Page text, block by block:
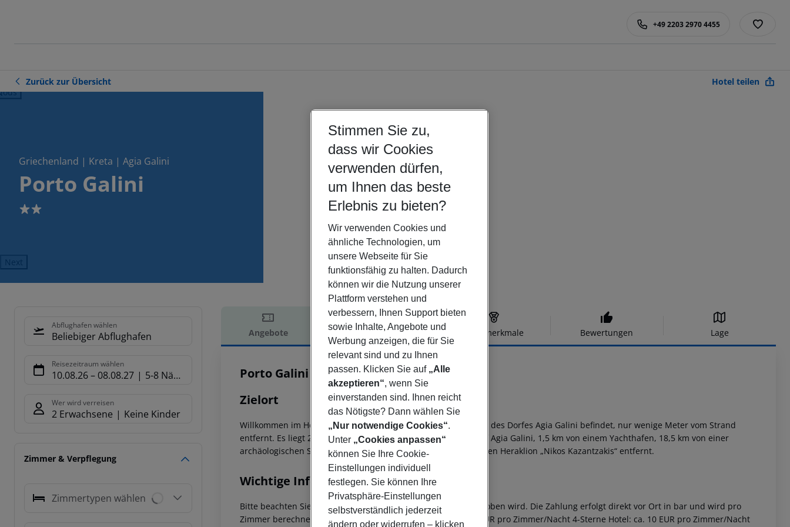
+49 2203 2970 4455
Zurück zur Übersicht Hotel teilen
Griechenland | Kreta | Agia Galini
Porto Galini
2
Next
Abflughafen wählen
Beliebiger Abflughafen
Reisezeitraum wählen
10.08.26– 08.08.27 5-8 Nächte
Wer wird verreisen
2 Erwachsene Keine Kinder
Zimmer & Verpflegung
Zimmertypen wählen
Angebote Hotelbeschreibung Hotelmerkmale Bewertungen Lage
Hotelbeschreibung
Porto Galini
Zielort
Willkommen im Hotel Porto Galini, das sich auf der linken Seite des Dorfes Agia Galini befindet, nur wenige Meter vom Strand
entfernt. Es liegt 250 m von einem Kieselstrand, 1 km vom Dorf Agia Galini, 1,5 km von einem Yachthafen, 18,5 km von einer
archäologischen Stätte und 79 km vom internationalen Flughafen Heraklion „Nikos Kazantzakis“ entfernt.
Wichtige Informationen
Bitte beachten Sie, dass in Griechenland eine Klimasteuer erhoben wird. Die Zahlung erfolgt direkt vor Ort in bar und wird pro
Zimmer berechnet. April - Oktober: 5-Sterne Hotel: ca. 15,00 EUR pro Zimmer/Nacht 4-Sterne Hotel: ca. 10 EUR pro Zimmer/Nacht
Stimmen Sie zu,
dass wir Cookies
verwenden dürfen,
um Ihnen das beste
Erlebnis zu bieten?
Wir verwenden Cookies und
ähnliche Technologien, um
unsere Webseite für Sie
funktionsfähig zu halten. Dadurch
können wir die Nutzung unserer
Plattform verstehen und
verbessern, Ihnen Support bieten
sowie Inhalte, Angebote und
Werbung anzeigen, die für Sie
relevant sind und zu Ihnen
passen. Klicken Sie auf „Alle
akzeptieren“, wenn Sie
einverstanden sind. Ihnen reicht
das Nötigste? Dann wählen Sie
„Nur notwendige Cookies“.
Unter „Cookies anpassen“
können Sie Ihre Cookie-
Einstellungen individuell
festlegen. Sie können Ihre
Privatsphäre-Einstellungen
selbstverständlich jederzeit
ändern oder widerrufen – klicken